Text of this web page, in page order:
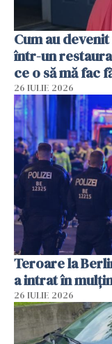
Cum au
într-un
ce o să mă fac
26 IULIE 2026
Teroare la
a intrat în
26 IULIE 2026